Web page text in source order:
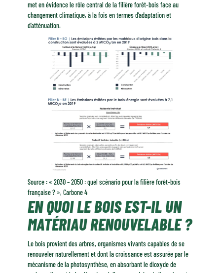
met en évidence le rôle central de la filière forêt-bois face au
changement climatique, à la fois en termes d’adaptation et
d’atténuation.
Source : « 2030 – 2050 : quel scénario pour la filière forêt-bois
française ? », Carbone 4
EN QUOI LE BOIS EST-IL UN
MATÉRIAU RENOUVELABLE ?
Le bois provient des arbres, organismes vivants capables de se
renouveler naturellement et dont la croissance est assurée par le
mécanisme de la photosynthèse, en absorbant le dioxyde de